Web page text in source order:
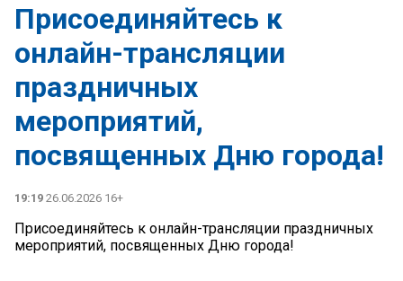
Присоединяйтесь к
онлайн-трансляции
праздничных
мероприятий,
посвященных Дню города!
19:19 26.06.2026 16+
Присоединяйтесь к онлайн-трансляции праздничных
мероприятий, посвященных Дню города!